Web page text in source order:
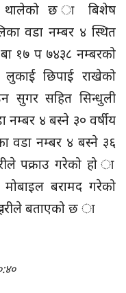
थालेको छ ा बिशेष
वडा नम्बर ४ स्थित
१७ प ७४३८ नम्बरको
लुकाई छिपाई राखेको
सुगर सहित सिन्धुली
नम्बर ४ बस्ने ३० वर्षीय
वडा नम्बर ४ बस्ने ३६
पक्राउ गरेको हो ा
मोबाइल बरामद गरेको
प्रहरीले बताएको छ ा